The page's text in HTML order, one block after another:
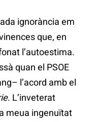
ignorància em
que, en
l’autoestima.
quan el PSOE
l’acord amb el
. L’inveterat
meua ingenuïtat